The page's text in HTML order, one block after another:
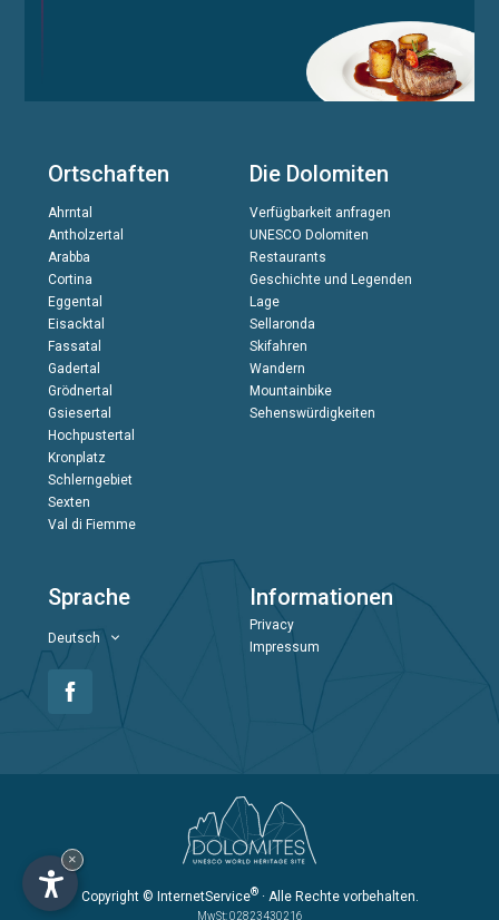
Ortschaften
Ahrntal
Antholzertal
Arabba
Cortina
Eggental
Eisacktal
Fassatal
Gadertal
Grödnertal
Gsiesertal
Hochpustertal
Kronplatz
Schlerngebiet
Sexten
Val di Fiemme
Die Dolomiten
Verfügbarkeit anfragen
UNESCO Dolomiten
Restaurants
Geschichte und Legenden
Lage
Sellaronda
Skifahren
Wandern
Mountainbike
Sehenswürdigkeiten
Sprache
Deutsch
Informationen
Privacy
Impressum
Copyright © InternetService®· Alle Rechte vorbehalten.
MwSt: 02823430216
×